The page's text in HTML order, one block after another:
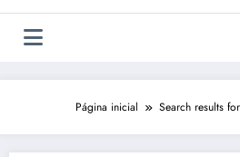
Página inicial Search results